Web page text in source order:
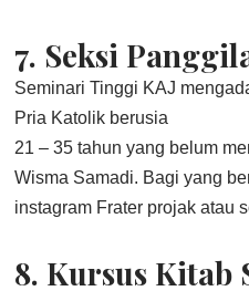
7. Seksi
Seminari Tinggi KAJ
Pria Katolik berusia
21 – 35 tahun yang belum
Wisma Samadi. Bagi yang
instagram Frater projak atau
8. Kursus Kitab